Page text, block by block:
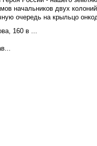
начальников двух
очередь на крыльцо
160 в ...